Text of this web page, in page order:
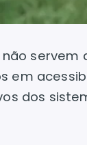
em
dos